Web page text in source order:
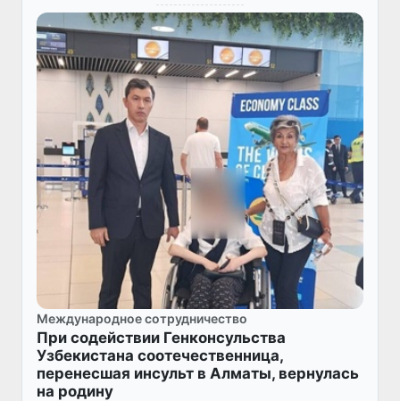
Международное сотрудничество
При содействии Генконсульства
Узбекистана соотечественница,
перенесшая инсульт в Алматы, вернулась
на родину